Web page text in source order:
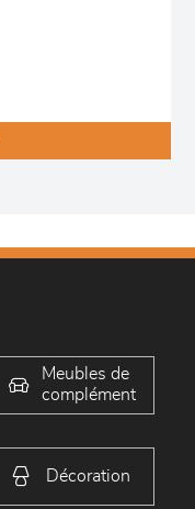
Meubles de
complément
Décoration